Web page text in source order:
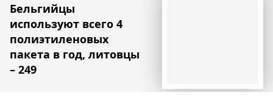
Бельгийцы
используют всего 4
полиэтиленовых
пакета в год, литовцы
– 249